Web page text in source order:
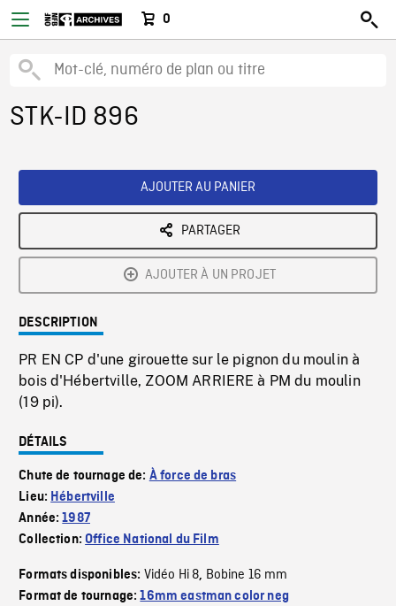
0
STK-ID 896
AJOUTER AU PANIER
PARTAGER
AJOUTER À UN PROJET
DESCRIPTION
PR EN CP d'une girouette sur le pignon du moulin à
bois d'Hébertville, ZOOM ARRIERE à PM du moulin
(19 pi).
DÉTAILS
Chute de tournage de: À force de bras
Lieu: Hébertville
Année:1987
Collection:Office National du Film
Formats disponibles: Vidéo Hi 8, Bobine 16 mm
Format de tournage:16mm eastman color neg